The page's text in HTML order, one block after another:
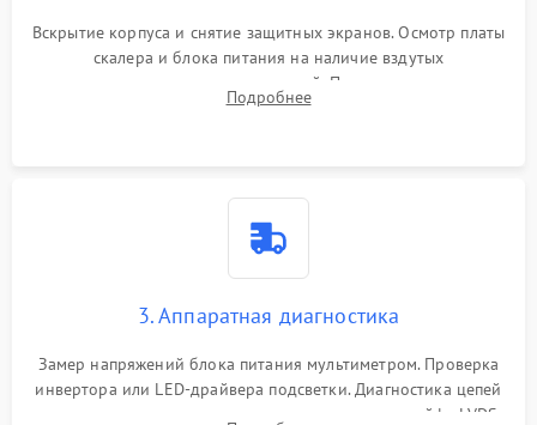
Вскрытие корпуса и снятие защитных экранов. Осмотр платы
скалера и блока питания на наличие вздутых
конденсаторов, прогаров, окислений. Проверка надежности
контактов и целостности шлейфов матрицы.
Подробнее
3. Аппаратная диагностика
Замер напряжений блока питания мультиметром. Проверка
инвертора или LED-драйвера подсветки. Диагностика цепей
питания скалера и тестирование сигналов на шлейфе LVDS